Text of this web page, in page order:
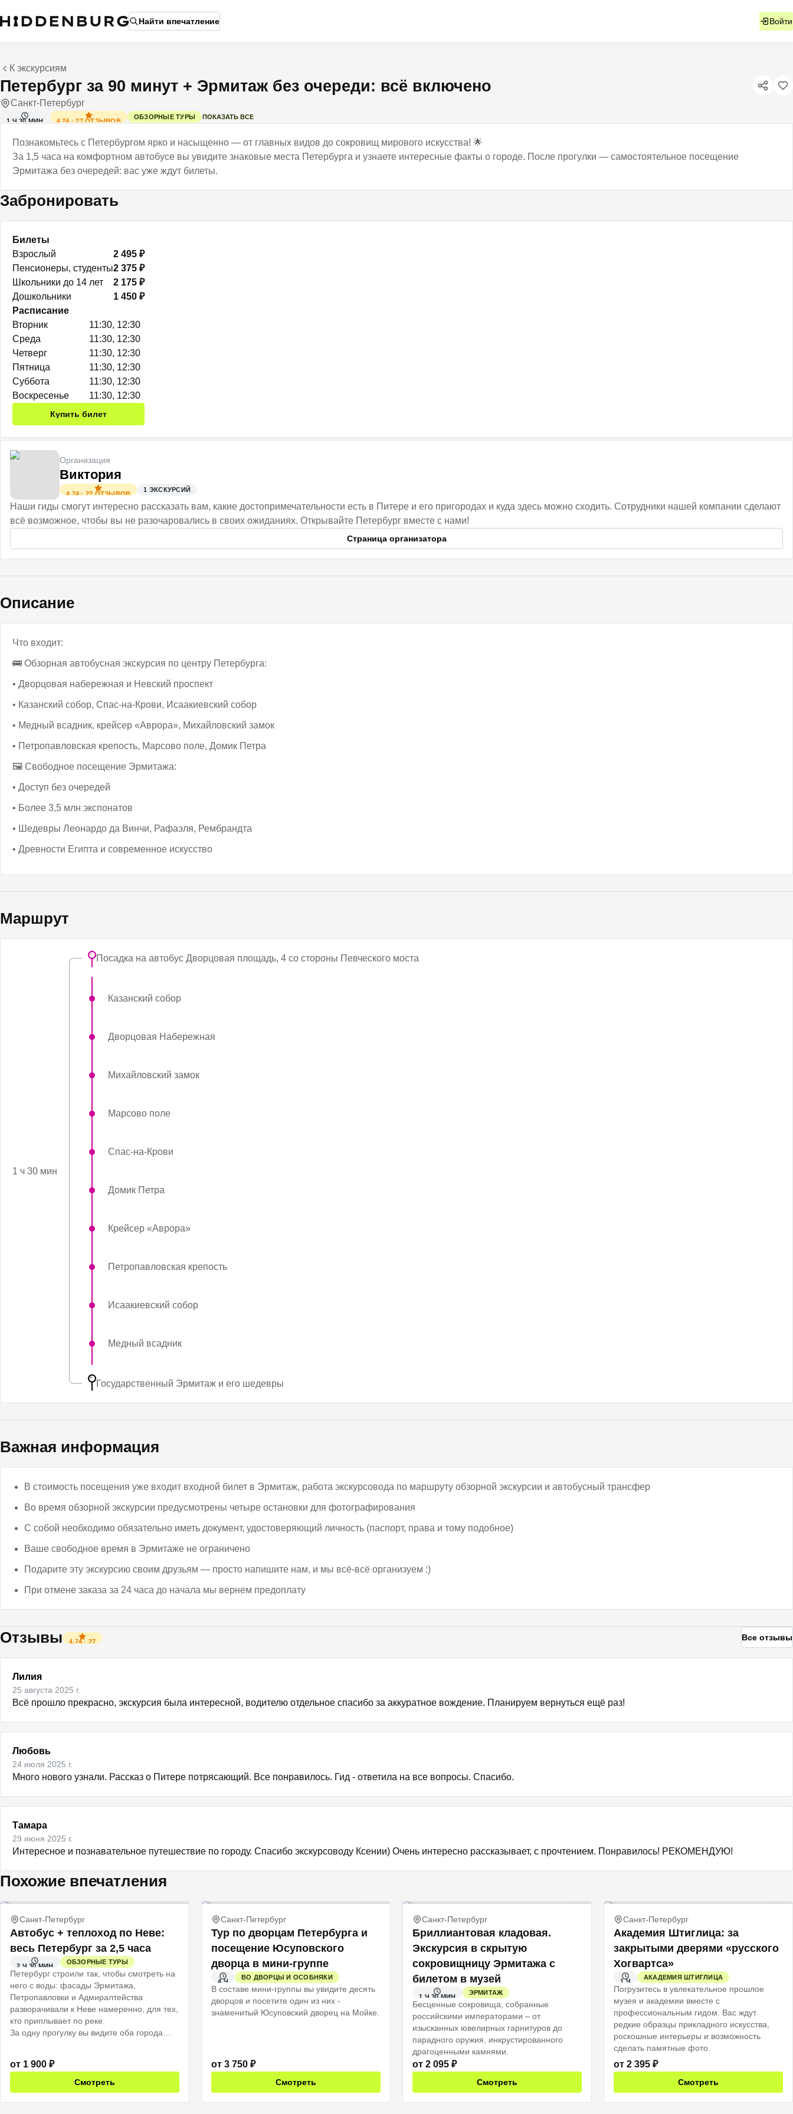
Найти впечатление Войти
К экскурсиям
Петербург за 90 минут + Эрмитаж без очереди: всё включено
Санкт-Петербург
1 Ч 30 МИН 4.74 ·27ОТЗЫВОВ
ОБЗОРНЫЕ ТУРЫ ПОКАЗАТЬ ВСЕ
Познакомьтесь с Петербургом ярко и насыщенно — от главных видов до сокровищ мирового искусства! 🌟
За 1,5 часа на комфортном автобусе вы увидите знаковые места Петербурга и узнаете интересные факты о городе. После прогулки — самостоятельное посещение
Эрмитажа без очередей: вас уже ждут билеты.
Забронировать
Билеты
Взрослый
2 495 ₽
Пенсионеры, студенты2 375 ₽
Школьники до 14 лет
2 175 ₽
Дошкольники
1 450 ₽
Расписание
Вторник
11:30, 12:30
Среда
11:30, 12:30
Четверг
11:30, 12:30
Пятница
11:30, 12:30
Суббота
11:30, 12:30
Воскресенье
11:30, 12:30
Купить билет
Организация
Виктория
4.74 · 27 ОТЗЫВОВ
1 ЭКСКУРСИЙ
Наши гиды смогут интересно рассказать вам, какие достопримечательности есть в Питере и его пригородах и куда здесь можно сходить. Сотрудники нашей компании сделают
всё возможное, чтобы вы не разочаровались в своих ожиданиях. Открывайте Петербург вместе с нами!
Страница организатора
Описание
Что входит:
🚌 Обзорная автобусная экскурсия по центру Петербурга:
• Дворцовая набережная и Невский проспект
• Казанский собор, Спас-на-Крови, Исаакиевский собор
• Медный всадник, крейсер «Аврора», Михайловский замок
• Петропавловская крепость, Марсово поле, Домик Петра
🖼️ Свободное посещение Эрмитажа:
• Доступ без очередей
• Более 3,5 млн экспонатов
• Шедевры Леонардо да Винчи, Рафаэля, Рембрандта
• Древности Египта и современное искусство
Маршрут
1 ч 30 мин
Посадка на автобус Дворцовая площадь, 4 со стороны Певческого моста
Казанский собор
Дворцовая Набережная
Михайловский замок
Марсово поле
Спас-на-Крови
Домик Петра
Крейсер «Аврора»
Петропавловская крепость
Исаакиевский собор
Медный всадник
Государственный Эрмитаж и его шедевры
Важная информация
В стоимость посещения уже входит входной билет в Эрмитаж, работа экскурсовода по маршруту обзорной экскурсии и автобусный трансфер
Во время обзорной экскурсии предусмотрены четыре остановки для фотографирования
С собой необходимо обязательно иметь документ, удостоверяющий личность (паспорт, права и тому подобное)
Ваше свободное время в Эрмитаже не ограничено
Подарите эту экскурсию своим друзьям — просто напишите нам, и мы всё-всё организуем :)
При отмене заказа за 24 часа до начала мы вернем предоплату
Отзывы 4.74· 27 Все отзывы
Лилия
25 августа 2025 г.
Всё прошло прекрасно, экскурсия была интересной, водителю отдельное спасибо за аккуратное вождение. Планируем вернуться ещё раз!
Любовь
24 июля 2025 г.
Много нового узнали. Рассказ о Питере потрясающий. Все понравилось. Гид - ответила на все вопросы. Спасибо.
Тамара
29 июня 2025 г.
Интересное и познавательное путешествие по городу. Спасибо экскурсоводу Ксении) Очень интересно рассказывает, с прочтением. Понравилось! РЕКОМЕНДУЮ!
Похожие впечатления
Санкт-Петербург
Автобус + теплоход по Неве:
весь Петербург за 2,5 часа
2 Ч 30 МИН
ОБЗОРНЫЕ ТУРЫ
Петербург строили так, чтобы смотреть на
него с воды: фасады Эрмитажа,
Петропавловки и Адмиралтейства
разворачивали к Неве намеренно, для тех,
кто приплывает по реке.
За одну прогулку вы видите оба города
открытая палуба теплохода, и тот же город
смотрит на вас уже совсем иначе.
от 1 900 ₽
Смотреть
Санкт-Петербург
Тур по дворцам Петербурга и
посещение Юсуповского
дворца в мини-группе
4 Ч
ВО ДВОРЦЫ И ОСОБНЯКИ
В составе мини-группы вы увидите десять
дворцов и посетите один из них -
знаменитый Юсуповский дворец на Мойке.
от 3 750 ₽
Смотреть
Санкт-Петербург
Бриллиантовая кладовая.
Экскурсия в скрытую
сокровищницу Эрмитажа с
билетом в музей
1 Ч 30 МИН
ЭРМИТАЖ
Бесценные сокровища, собранные
российскими императорами – от
изысканных ювелирных гарнитуров до
парадного оружия, инкрустированного
драгоценными камнями.
от 2 095 ₽
Смотреть
Санкт-Петербург
Академия Штиглица: за
закрытыми дверями «русского
Хогвартса»
1 Ч
АКАДЕМИЯ ШТИГЛИЦА
Погрузитесь в увлекательное прошлое
музея и академии вместе с
профессиональным гидом. Вас ждут
редкие образцы прикладного искусства,
роскошные интерьеры и возможность
сделать памятные фото.
от 2 395 ₽
Смотреть